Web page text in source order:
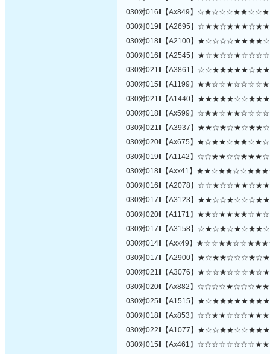
030对016‖【Ax849】
030对019‖【A2695】
030对018‖【A2100】
030对016‖【A2545】
030对021‖【A3861】
030对015‖【A1199】
030对021‖【A1440】
030对018‖【Ax599】
030对021‖【A3937】
030对020‖【Ax675】
030对019‖【A1142】
030对018‖【Axx41】
030对016‖【A2078】
030对017‖【A3123】
030对020‖【A1171】
030对017‖【A3158】
030对014‖【Axx49】
030对017‖【A2900】
030对021‖【A3076】
030对020‖【Ax882】
030对025‖【A1515】
030对018‖【Ax853】
030对022‖【A1077】
030对015‖【Ax461】